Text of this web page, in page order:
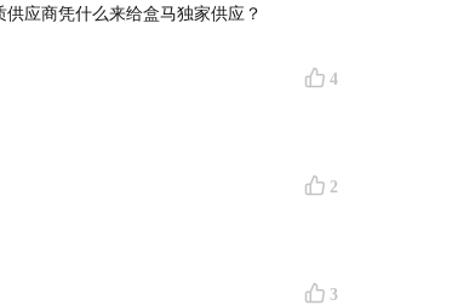
应商凭什么来给盒马独家供应？
4
2
3